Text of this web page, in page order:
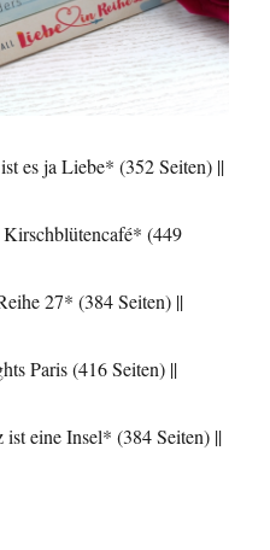
es ja Liebe* (352 Seiten) ||
(449
27* (384 Seiten) ||
Paris (416 Seiten) ||
eine Insel* (384 Seiten) ||